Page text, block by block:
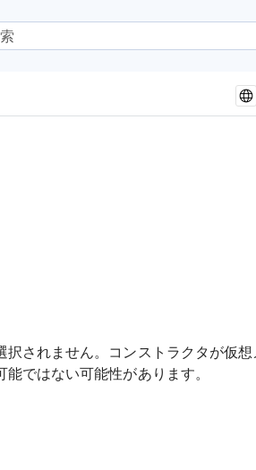
されません。コンストラクタが仮
ではない可能性があります。